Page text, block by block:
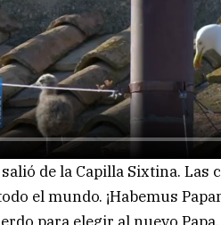
de la Capilla Sixtina. Las
el mundo. ¡Habemus